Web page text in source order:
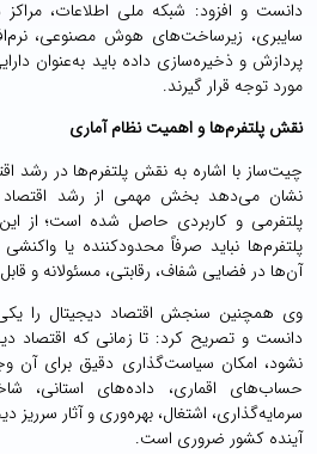
دانست و افزود: شبکه ملی اطلاعات،
سایبری، زیرساخت‌های هوش مصنوعی،
پردازش و ذخیره‌سازی داده باید به‌عنوان
مورد توجه قرار گیرند.
نقش پلتفرم‌ها و اهمیت نظام آماری
چیت‌ساز با اشاره به نقش پلتفرم‌ها در رشد
نشان می‌دهد بخش مهمی از رشد اقتصاد
پلتفرمی و کاربردی حاصل شده است؛ از
پلتفرم‌ها نباید صرفاً محدودکننده یا
آن‌ها در فضایی شفاف، رقابتی، مسئولانه و
وی همچنین سنجش اقتصاد دیجیتال را یکی
دانست و تصریح کرد: تا زمانی که اقتصاد
نشود، امکان سیاست‌گذاری دقیق برای آن
حساب‌های اقماری، داده‌های
سرمایه‌گذاری، اشتغال، بهره‌وری و آثار
آینده کشور ضروری است.